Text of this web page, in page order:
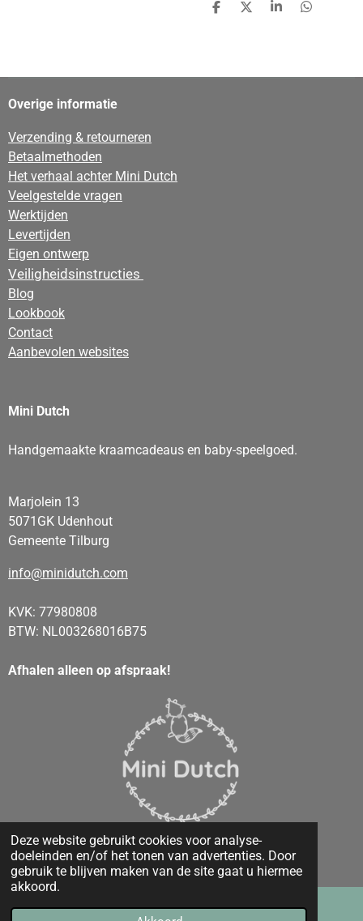
Deze website gebruikt cookies voor analyse-
doeleinden en/of het tonen van advertenties. Door
gebruik te blijven maken van de site gaat u hiermee
akkoord.
D
D
S
D
Overige informatie
Verzending & retourneren
Betaalmethoden
Het verhaal achter Mini Dutch
Veelgestelde vragen
Werktijden
Levertijden
Eigen ontwerp
Veiligheidsinstructies
Blog
Lookbook
Contact
Aanbevolen websites
Mini Dutch
Handgemaakte kraamcadeaus en baby-speelgoed.
Marjolein 13
5071GK Udenhout
Gemeente Tilburg
info@minidutch.com
KVK: 77980808
BTW: NL003268016B75
Afhalen alleen op afspraak!
© 2020 - 2026 Mini Dutch
Powered byJouwWeb